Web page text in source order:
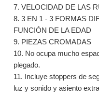
7. VELOCIDAD DE LAS
8. 3 EN 1 - 3 FORMAS
FUNCIÓN DE LA EDAD
9. PIEZAS CROMADAS
10. No ocupa mucho
plegado.
11. Incluye stoppers de
luz y sonido y asiento